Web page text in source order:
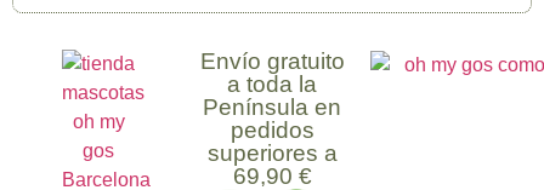
Envío gratuito
a toda la
Península en
pedidos
superiores a
69,90 €